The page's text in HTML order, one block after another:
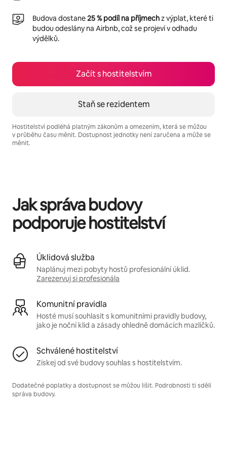
Budova dostane25 % podíl na příjmechz výplat, které ti
budou odeslány na Airbnb, což se projeví v odhadu
výdělků.
Začít s hostitelstvím
Staň se rezidentem
Hostitelství podléhá platným zákonům a omezením, která se můžou
v průběhu času měnit. Dostupnost jednotky není zaručena a může se
měnit.
Jak správa budovy
podporuje hostitelství
Úklidová služba
Naplánuj mezi pobyty hostů profesionální úklid.
Zarezervuj si profesionála
Komunitní pravidla
Hosté musí souhlasit s komunitními pravidly budovy,
jako je noční klid a zásady ohledně domácích mazlíčků.
Schválené hostitelství
Získej od své budovy souhlas s hostitelstvím.
Dodatečné poplatky a dostupnost se můžou lišit. Podrobnosti ti sdělí
správa budovy.